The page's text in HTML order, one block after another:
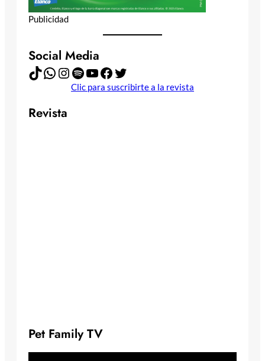
Publicidad
Social Media
TikTok WhatsApp Instagram Spotify YouTube Facebook Twitter
Clic para suscribirte a la revista
Revista
Pet Family TV